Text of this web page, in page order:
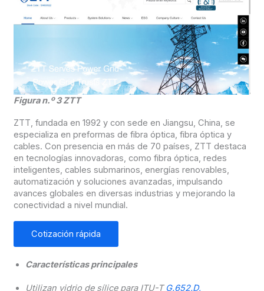
Figura n.º 3 ZTT
ZTT, fundada en 1992 y con sede en Jiangsu, China, se
especializa en preformas de fibra óptica, fibra óptica y
cables. Con presencia en más de 70 países, ZTT destaca
en tecnologías innovadoras, como fibra óptica, redes
inteligentes, cables submarinos, energías renovables,
automatización y soluciones avanzadas, impulsando
avances globales en diversas industrias y mejorando la
conectividad a nivel mundial.
Cotización rápida
Características principales
Utilizan vidrio de sílice para ITU-T G.652.D,